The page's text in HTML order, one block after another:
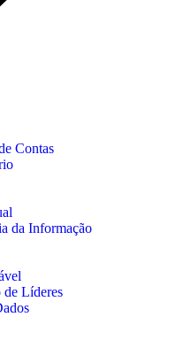
Contas
da Informação
de Líderes